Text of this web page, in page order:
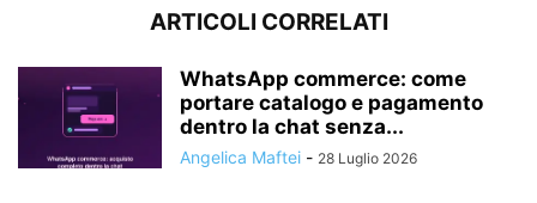
ARTICOLI CORRELATI
WhatsApp commerce: come
portare catalogo e pagamento
dentro la chat senza...
Angelica Maftei - 28 Luglio 2026